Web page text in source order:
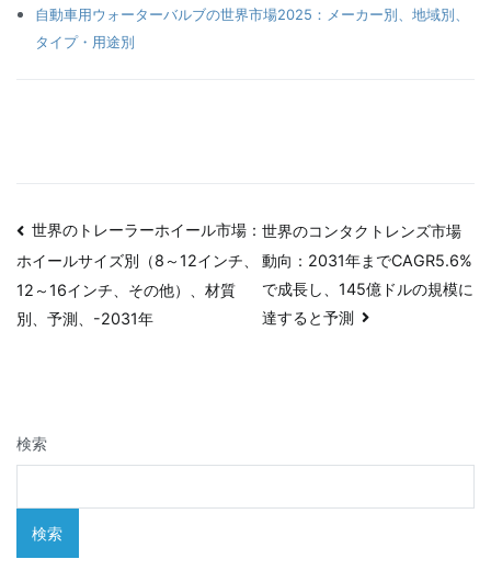
自動車用ウォーターバルブの世界市場2025：メーカー別、地域別、
タイプ・用途別
投
稿
ナ
ー
シ
ョ
世界のトレーラーホイール市場：
ホイールサイズ別（8～12インチ、
12～16インチ、その他）、材質
別、予測、-2031年
世界のコンタクトレンズ市場
動向：2031年までCAGR5.6%
で成長し、145億ドルの規模に
達すると予測
検索
検索